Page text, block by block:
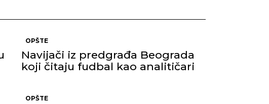
OPŠTE
Navijači iz predgrađa Beograda
koji čitaju fudbal kao analitičari
OPŠTE